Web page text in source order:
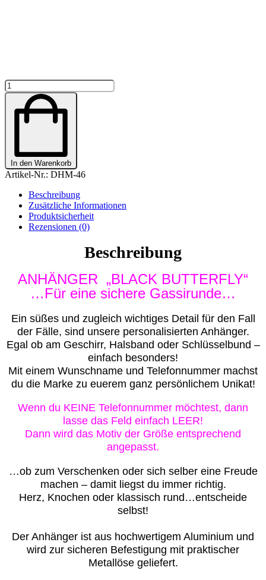
HUNDEMARKE
-
FORMEN
"BLACK
Menge
In den Warenkorb
Artikel-Nr.: DHM-46
Beschreibung
Zusätzliche Informationen
Produktsicherheit
Rezensionen (0)
Beschreibung
ANHÄNGER „BLACK BUTTERFLY“
…Für eine sichere Gassirunde…
Ein süßes und zugleich wichtiges Detail für den Fall
der Fälle, sind unsere personalisierten Anhänger.
Egal ob am Geschirr, Halsband oder Schlüsselbund –
einfach besonders!
Mit einem Wunschname und Telefonnummer machst
du die Marke zu euerem ganz persönlichem Unikat!
Wenn du KEINE Telefonnummer möchtest, dann
lasse das Feld einfach LEER!
Dann wird das Motiv der Größe entsprechend
angepasst.
…ob zum Verschenken oder sich selber eine Freude
machen – damit liegst du immer richtig.
Herz, Knochen oder klassisch rund…entscheide
selbst!
Der Anhänger ist aus hochwertigem Aluminium und
wird zur sicheren Befestigung mit praktischer
Metallöse geliefert.